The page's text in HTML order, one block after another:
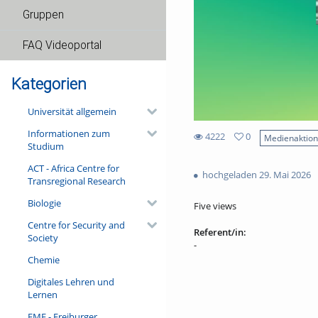
Gruppen
FAQ Videoportal
Kategorien
Universität allgemein
Informationen zum
Studium
ACT - Africa Centre for
Transregional Research
Biologie
Centre for Security and
Society
Chemie
Digitales Lehren und
Lernen
4222
views
0
hochgeladen 29. Mai 2026
Five views
Referent/in:
-